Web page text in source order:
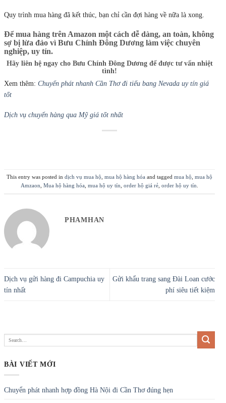
Quy trình mua hàng đã kết thúc, bạn chỉ cần đợi hàng về nữa là xong.
Để mua hàng trên Amazon một cách dễ dàng, an toàn, không
sợ bị lừa đảo vì Bưu Chính Đông Dương làm việc chuyên
nghiệp, uy tín.
Hãy liên hệ ngay cho Bưu Chính Đông Dương để được tư vấn nhiệt
tình!
Xem thêm: Chuyển phát nhanh Cần Thơ đi tiểu bang Nevada uy tín giá
tốt
Dịch vụ chuyển hàng qua Mỹ giá tốt nhất
This entry was posted in dịch vụ mua hộ mua hộ hàng hóa and tagged mua hộ mua hộ
Amzaon Mua hộ hàng hóa mua hộ uy tín order hộ giá rẻ order hộ uy tín
PHAMHAN
Dịch vụ gửi hàng đi Campuchia uy
tín nhất
Gửi khẩu trang sang Đài Loan cước
phí siêu tiết kiệm
BÀI VIẾT MỚI
Chuyển phát nhanh hợp đồng Hà Nội đi Cần Thơ đúng hẹn